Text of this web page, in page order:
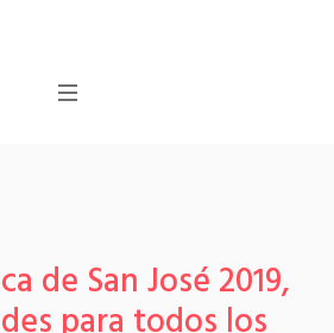
de San José 2019,